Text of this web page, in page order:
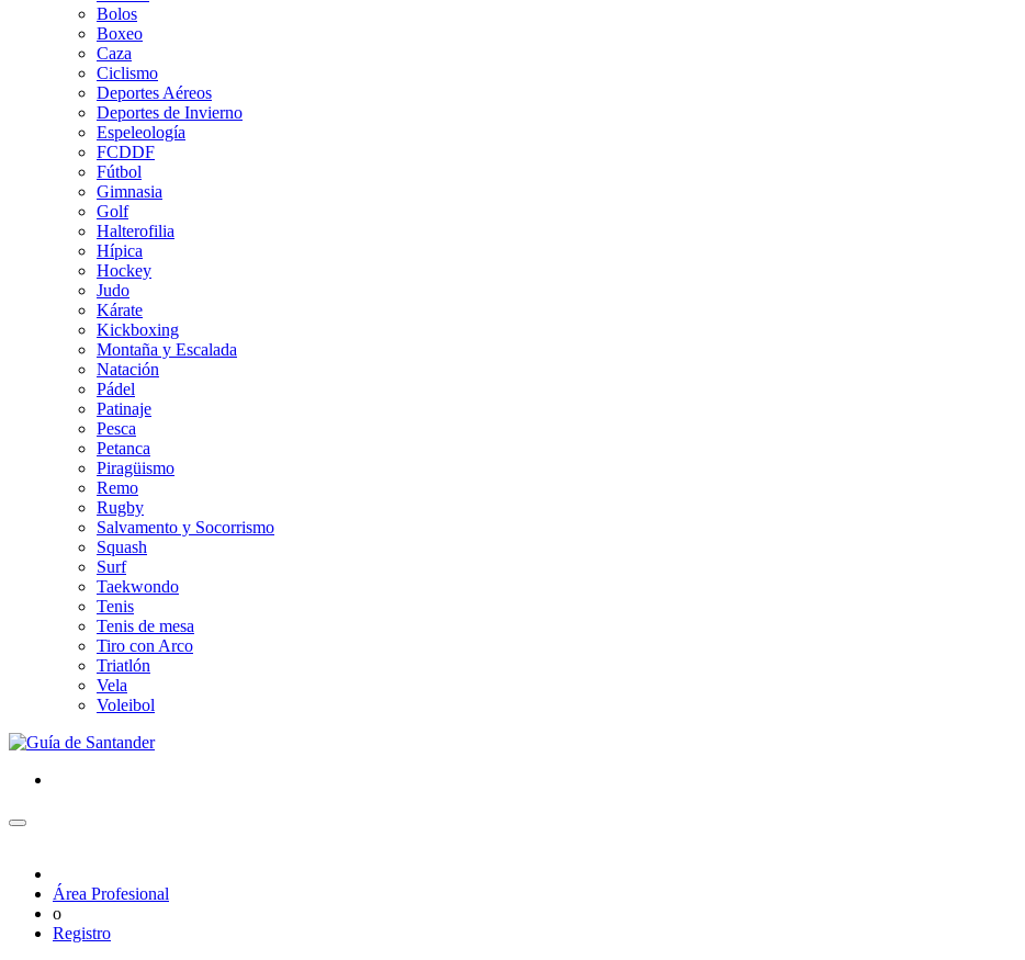
Bolos
Boxeo
Caza
Ciclismo
Deportes Aéreos
Deportes de Invierno
Espeleología
FCDDF
Fútbol
Gimnasia
Golf
Halterofilia
Hípica
Hockey
Judo
Kárate
Kickboxing
Montaña y Escalada
Natación
Pádel
Patinaje
Pesca
Petanca
Piragüismo
Remo
Rugby
Salvamento y Socorrismo
Squash
Surf
Taekwondo
Tenis
Tenis de mesa
Tiro con Arco
Triatlón
Vela
Voleibol
Área Profesional
o
Registro